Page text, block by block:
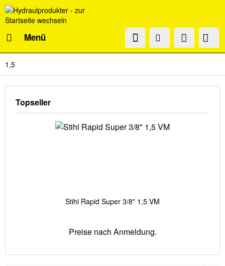
Menü
1,5
Topseller
Stihl Rapid Super 3/8" 1,5 VM
Preise nach Anmeldung.